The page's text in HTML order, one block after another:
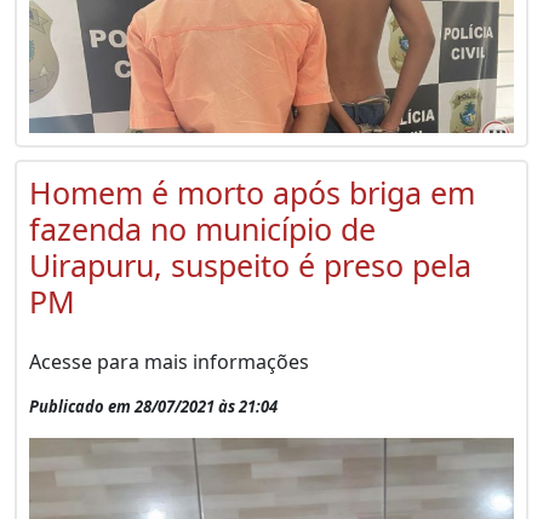
Homem é morto após briga em
fazenda no município de
Uirapuru, suspeito é preso pela
PM
Acesse para mais informações
Publicado em 28/07/2021 às 21:04